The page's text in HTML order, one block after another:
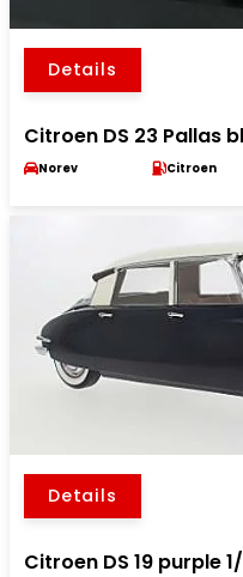
Details
Citroen DS 23 Pallas
Norev Citroen
Details
Citroen DS 19 purple